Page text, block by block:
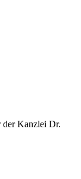
der Kanzlei Dr.